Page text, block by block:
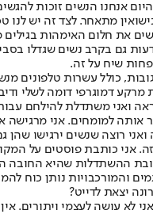
אנחנו הנשים זוכות
מתאחר. לצד זה יש לנו
את חלום האימהות בגילים
גם בקרב נשים שגדלו
שיח על זה.
כולל עשרות טלפונים
דמוגרפי דומה לשלי
ואני משתדלת להילחם
אותה למומחים. אני
רוצה שנשים ירגישו שהן
אני כותבת פוסטים על
ההשתדלות שהיא החובה
והמורכבויות נותן כוח
יצאת לדייט?
לא עושה לעצמי ויתורים.